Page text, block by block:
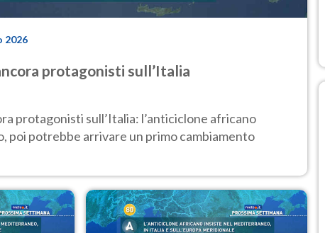
2026
protagonisti sull’Italia
protagonisti sull’Italia: l’anticiclone africano
poi potrebbe arrivare un primo cambiamento